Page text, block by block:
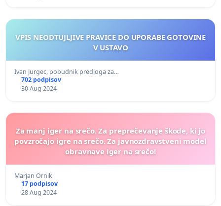
VPIS NEODTUJLJIVE PRAVICE DO UPORABE GOTOVINE
V USTAVO
Ivan Jurgec, pobudnik predloga za…
702 podpisov
30 Aug 2024
Za manj iger na srečo. Za preprečevanje škode, ki jo
povzročajo igre na srečo. Za javnozdravstveni model
obravnave iger na srečo!
Marjan Ornik
17 podpisov
28 Aug 2024